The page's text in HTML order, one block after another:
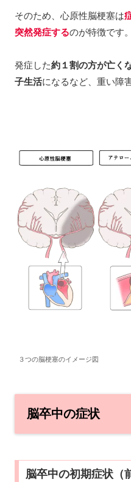
そのため、心原性脳梗塞は
突然発症するのが特徴です。
発症した約１割の方が亡く
子生活になるなど、重い障
３つの脳梗塞のイメージ図
脳卒中の症状
脳卒中の初期症状（